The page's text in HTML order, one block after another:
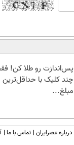
پس‌اندازت رو طلا کن!
چند کلیک با حداقل‌ترین
مبلغ...
درباره عصرایران تماس با ما